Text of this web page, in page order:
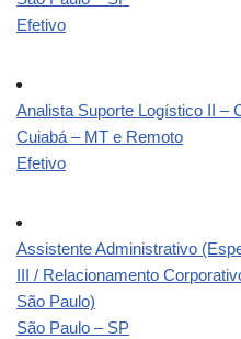
Efetivo
Analista Suporte Logístico II –
Cuiabá – MT e Remoto
Efetivo
Assistente Administrativo
III / Relacionamento
São Paulo)
São Paulo – SP